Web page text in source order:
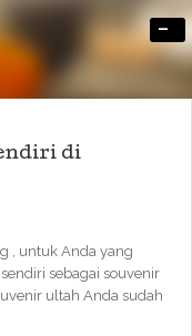
-
di
, untuk Anda yang
sebagai souvenir
ultah Anda sudah